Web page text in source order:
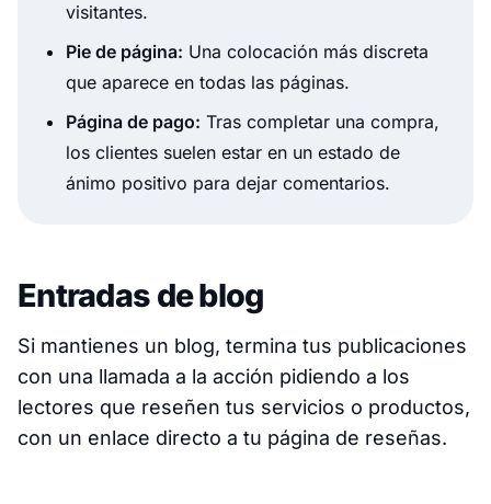
visitantes.
Pie de página: Una colocación más discreta
que aparece en todas las páginas.
Página de pago: Tras completar una compra,
los clientes suelen estar en un estado de
ánimo positivo para dejar comentarios.
Entradas de blog
Si mantienes un blog, termina tus publicaciones
con una llamada a la acción pidiendo a los
lectores que reseñen tus servicios o productos,
con un enlace directo a tu página de reseñas.